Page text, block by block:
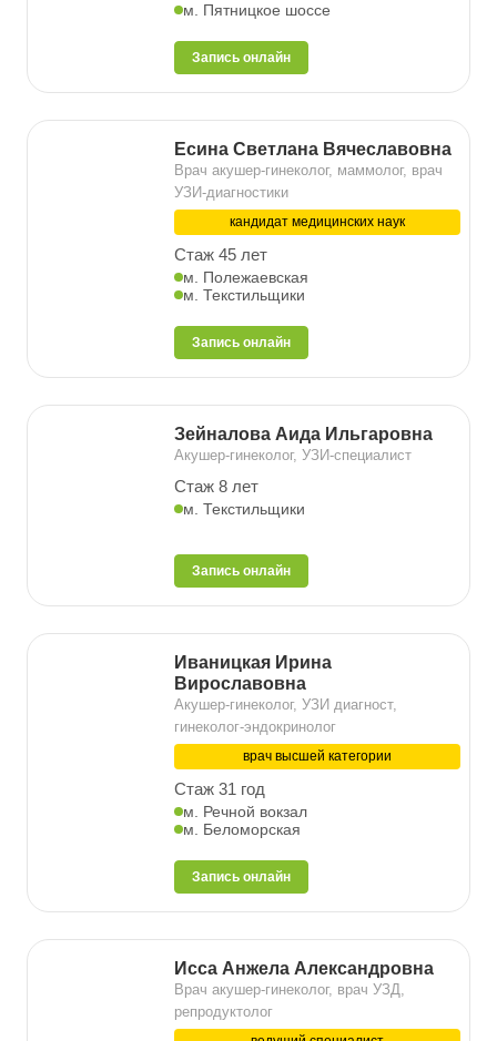
м. Пятницкое шоссе
Запись онлайн
Есина Светлана Вячеславовна
Врач акушер-гинеколог, маммолог, врач
УЗИ-диагностики
кандидат медицинских наук
Стаж 45 лет
м. Полежаевская
м. Текстильщики
Запись онлайн
Зейналова Аида Ильгаровна
Акушер-гинеколог, УЗИ-специалист
Стаж 8 лет
м. Текстильщики
Запись онлайн
Иваницкая Ирина
Вирославовна
Акушер-гинеколог, УЗИ диагност,
гинеколог-эндокринолог
врач высшей категории
Стаж 31 год
м. Речной вокзал
м. Беломорская
Запись онлайн
Исса Анжела Александровна
Врач акушер-гинеколог, врач УЗД,
репродуктолог